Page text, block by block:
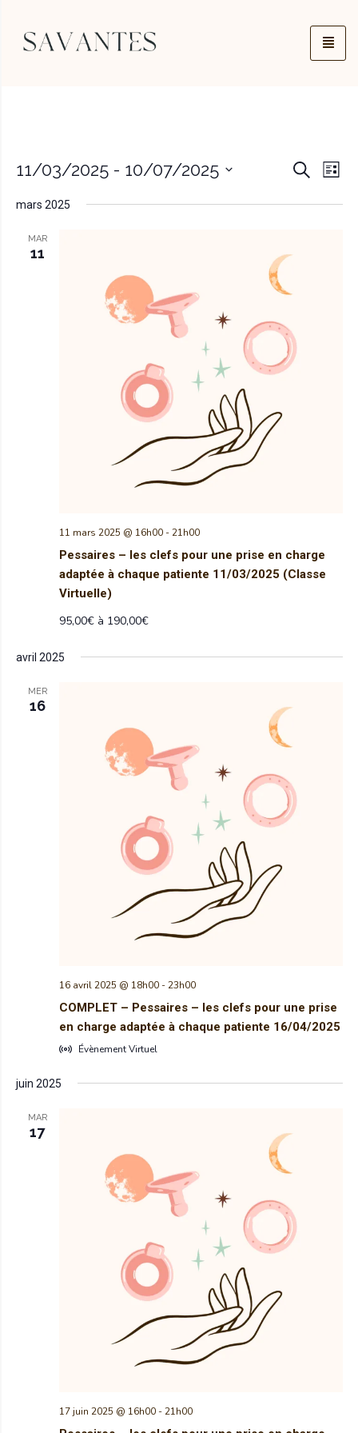
et
de
vues
de
Liste
11/03/2025 - 10/07/2025
une
date.
mars 2025
MAR
11
11 mars 2025 @ 16h00-21h00
Pessaires – les clefs pour une prise en charge
adaptée à chaque patiente 11/03/2025 (Classe
Virtuelle)
95,00€ à 190,00€
avril 2025
MER
16
16 avril 2025 @ 18h00-23h00
COMPLET – Pessaires – les clefs pour une prise
en charge adaptée à chaque patiente 16/04/2025
Évènement Virtuel
juin 2025
MAR
17
17 juin 2025 @ 16h00-21h00